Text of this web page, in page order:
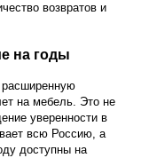
возвратов и
на годы
на мебель. Это не
уверенности в
всю Россию, а
доступны на